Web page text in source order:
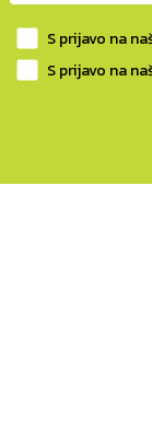
S prijavo na
S prijavo na